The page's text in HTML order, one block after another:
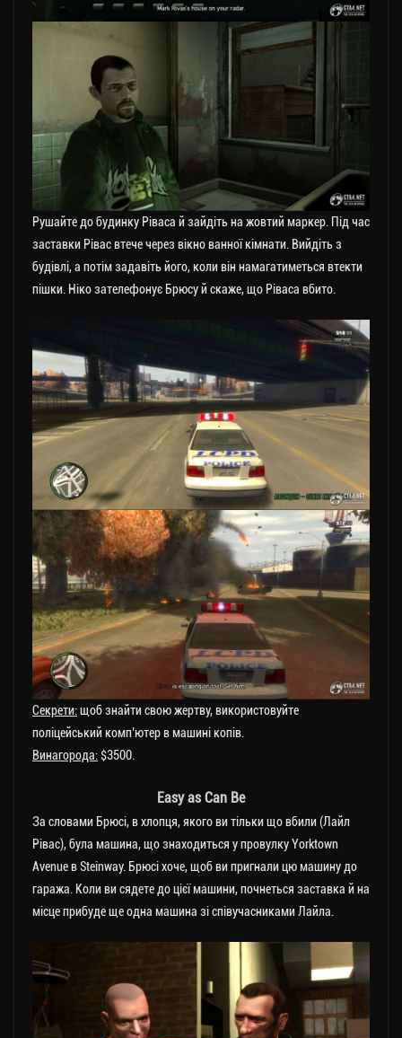
Рушайте до будинку Ріваса й зайдіть на жовтий маркер. Під час
заставки Рівас втече через вікно ванної кімнати. Вийдіть з
будівлі, а потім задавіть його, коли він намагатиметься втекти
пішки. Ніко зателефонує Брюсу й скаже, що Ріваса вбито.
Секрети:щоб знайти свою жертву, використовуйте
поліцейський комп’ютер в машині копів.
Винагорода:$3500.
Easy as Can Be
За словами Брюсі, в хлопця, якого ви тільки що вбили (Лайл
Рівас), була машина, що знаходиться у провулку Yorktown
Avenue в Steinway. Брюсі хоче, щоб ви пригнали цю машину до
гаража. Коли ви сядете до цієї машини, почнеться заставка й на
місце прибуде ще одна машина зі співучасниками Лайла.